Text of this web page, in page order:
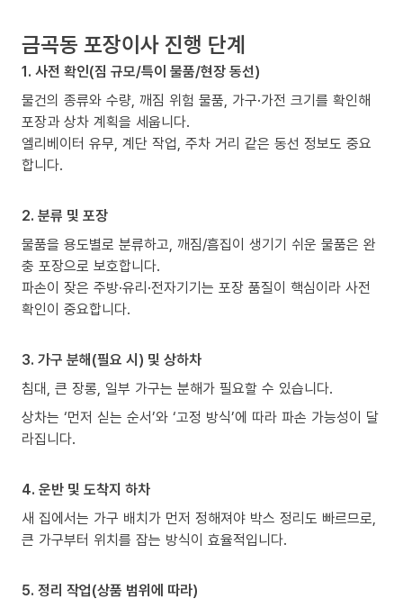
금곡동 포장이사 진행 단계
1. 사전 확인(짐 규모/특이 물품/현장 동선)
물건의 종류와 수량, 깨짐 위험 물품, 가구·가전 크기를 확인해
포장과 상차 계획을 세웁니다.
엘리베이터 유무, 계단 작업, 주차 거리 같은 동선 정보도 중요
합니다.
2. 분류 및 포장
물품을 용도별로 분류하고, 깨짐/흠집이 생기기 쉬운 물품은 완
충 포장으로 보호합니다.
파손이 잦은 주방·유리·전자기기는 포장 품질이 핵심이라 사전
확인이 중요합니다.
3. 가구 분해(필요 시) 및 상하차
침대, 큰 장롱, 일부 가구는 분해가 필요할 수 있습니다.
상차는 ‘먼저 싣는 순서’와 ‘고정 방식’에 따라 파손 가능성이 달
라집니다.
4. 운반 및 도착지 하차
새 집에서는 가구 배치가 먼저 정해져야 박스 정리도 빠르므로,
큰 가구부터 위치를 잡는 방식이 효율적입니다.
5. 정리 작업(상품 범위에 따라)